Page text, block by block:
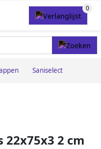
Saniselect
22x75x3 2 cm